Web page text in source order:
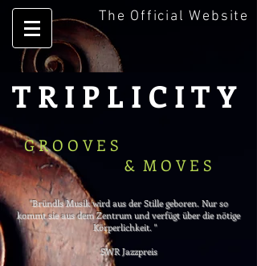
The Official Website
T R I P L I C I T Y
G R O O V E S
& M O V E S
"Bründls Musik wird aus der Stille geboren. Nur so
kommt sie aus dem Zentrum und verfügt über die nötige
Körperlichkeit. "
SWR Jazzpreis